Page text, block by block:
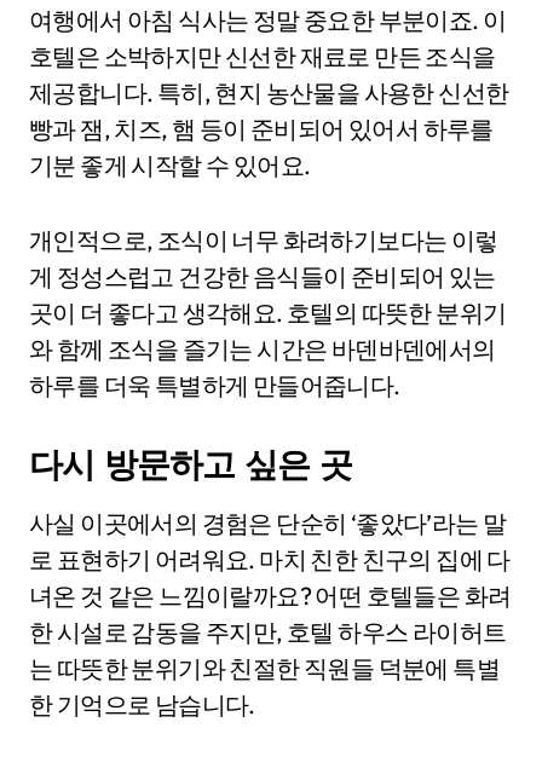
여행에서 아침 식사는 정말 중요한 부분이죠. 이
호텔은 소박하지만 신선한 재료로 만든 조식을
제공합니다. 특히, 현지 농산물을 사용한 신선한
빵과 잼, 치즈, 햄 등이 준비되어 있어서 하루를
기분 좋게 시작할 수 있어요.
개인적으로, 조식이 너무 화려하기보다는 이렇
게 정성스럽고 건강한 음식들이 준비되어 있는
곳이 더 좋다고 생각해요. 호텔의 따뜻한 분위기
와 함께 조식을 즐기는 시간은 바덴바덴에서의
하루를 더욱 특별하게 만들어줍니다.
다시 방문하고 싶은 곳
사실 이곳에서의 경험은 단순히 ‘좋았다’라는 말
로 표현하기 어려워요. 마치 친한 친구의 집에 다
녀온 것 같은 느낌이랄까요? 어떤 호텔들은 화려
한 시설로 감동을 주지만, 호텔 하우스 라이허트
는 따뜻한 분위기와 친절한 직원들 덕분에 특별
한 기억으로 남습니다.